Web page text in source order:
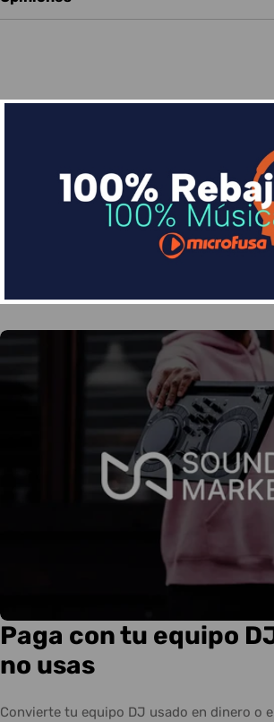
Financia tus compras
Divide en 3 sin coste o hasta en 18
pequeña cuota al mes con
Más info
Paga con tu equipo
no usas
Convierte tu equipo DJ usado en dinero o